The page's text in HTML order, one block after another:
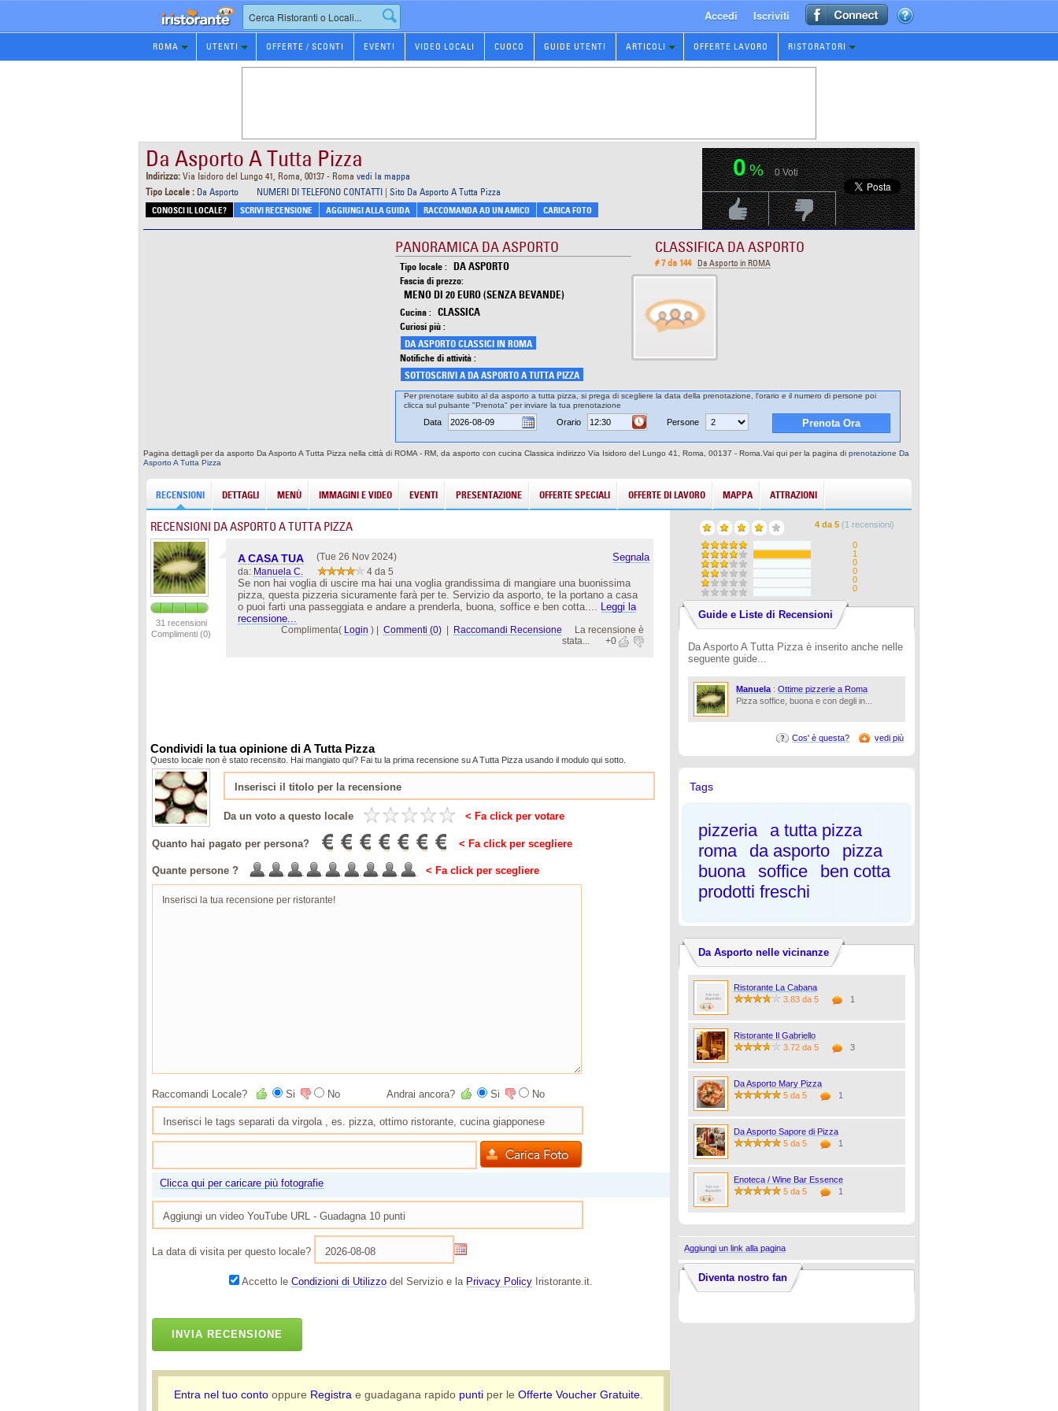
Prenotazione
Ristorante
Accedi Iscriviti
ROMA UTENTI OFFERTE / SCONTI EVENTI VIDEO LOCALI CUOCO GUIDE UTENTI ARTICOLI OFFERTE LAVORO RISTORATORI
Da Asporto A Tutta Pizza
Indirizzo: Via Isidoro del Lungo 41, Roma, 00137 - Roma vedi la mappa
Tipo Locale : Da Asporto NUMERI DI TELEFONO CONTATTI | Sito Da Asporto A Tutta Pizza
CONOSCI IL LOCALE? SCRIVI RECENSIONE AGGIUNGI ALLA GUIDA RACCOMANDA AD UN AMICO CARICA FOTO
0% 0Voti
Voti PositivoVoti Negativo
PANORAMICA DA ASPORTO
Tipo locale : DA ASPORTO
Fascia di prezzo:
MENO DI 20 EURO (SENZA BEVANDE)
Cucina : CLASSICA
Curiosi più :
DA ASPORTO CLASSICI IN ROMA
Notifiche di attività :
SOTTOSCRIVI A DA ASPORTO A TUTTA PIZZA
CLASSIFICA DA ASPORTO
# 7 da 144 Da Asporto in ROMA
Per prenotare subito al da asporto a tutta pizza, si prega di scegliere la data della prenotazione, l'orario e il numero di persone poi
clicca sul pulsante "Prenota" per inviare la tua prenotazione
Data Orario Persone
Pagina dettagli per da asporto Da Asporto A Tutta Pizza nella città di ROMA - RM, da asporto con cucina Classica indirizzo Via Isidoro del Lungo 41, Roma, 00137 - Roma.Vai qui per la pagina di prenotazione Da
Asporto A Tutta Pizza
RECENSIONI DETTAGLI MENÙ IMMAGINI E VIDEO EVENTI PRESENTAZIONE OFFERTE SPECIALI OFFERTE DI LAVORO MAPPA ATTRAZIONI
RECENSIONI DA ASPORTO A TUTTA PIZZA
31 recensioni
Complimenti (0)
A CASA TUA (Tue 26 Nov 2024) Segnala
da: Manuela C. 4 da 5
Se non hai voglia di uscire ma hai una voglia grandissima di mangiare una buonissima
pizza, questa pizzeria sicuramente farà per te. Servizio da asporto, te la portano a casa
o puoi farti una passeggiata e andare a prenderla, buona, soffice e ben cotta....
Leggi la
recensione...
Complimenta( Login ) Commenti (0) Raccomandi Recensione
La recensione è
stata...
+0
Condividi la tua opinione di A Tutta Pizza
Questo locale non è stato recensito. Hai mangiato qui? Fai tu la prima recensione su A Tutta Pizza usando il modulo qui sotto.
Da un voto a questo locale < Fa click per votare
Quanto hai pagato per persona? < Fa click per scegliere
Quante persone ? < Fa click per scegliere
Raccomandi Locale? Si No Andrai ancora? Si No
Clicca qui per caricare più fotografie
La data di visita per questo locale?
Accetto le Condizioni di Utilizzodel Servizio e la Privacy PolicyIristorante.it.
INVIA RECENSIONE
Entra nel tuo contooppure Registra e guadagana rapido puntiper le Offerte Voucher Gratuite.
4da5 (1recensioni)
0
1
0
0
0
0
Guide e Liste di Recensioni
Da Asporto A Tutta Pizza è inserito anche nelle
seguente guide...
Manuela: Ottime pizzerie a Roma
Pizza soffice, buona e con degli in...
Cos' è questa? vedi più
Tags
pizzeria
a tutta pizza
roma
da asporto
pizza
buona
soffice
ben cotta
prodotti freschi
Da Asporto nelle vicinanze
Ristorante La Cabana
3.83 da 5
1
Ristorante Il Gabriello
3.72 da 5
3
Da Asporto Mary Pizza
5 da 5
1
Da Asporto Sapore di Pizza
5 da 5
1
Enoteca / Wine Bar Essence
5 da 5
1
Aggiungi un link alla pagina
Diventa nostro fan